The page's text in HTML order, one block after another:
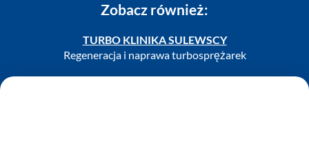
Zobacz również:
TURBO KLINIKA SULEWSCY
Regeneracja i naprawa turbosprężarek
AUTO SERWIS SULEWSCY